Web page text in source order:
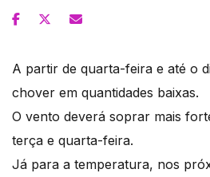
A partir de quarta-feira e até o
chover em quantidades baixas.
O vento deverá soprar mais
terça e quarta-feira.
Já para a temperatura, nos